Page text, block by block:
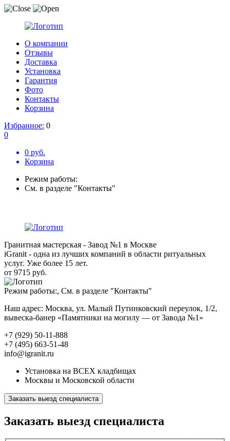
О компании
Отзывы
Доставка
Установка
Гарантия
Фото
Контакты
Корзина
Избранное: 0
0
0 руб.
Корзина
Режим работы:
См. в разделе "Контакты"
Гранитная мастерская - Завод №1 в Москве
iGranit - одна из лучших компаний в области ритуальных
услуг. Уже более 15 лет.
от 9715 руб.
Режим работы:, См. в разделе "Контакты"
Наш адрес: Москва, ул. Малый Путинковский переулок, 1/2,
вывеска-банер «Памятники на могилу — от Завода №1»
+7 (929) 50-11-888
+7 (495) 663-51-48
info@igranit.ru
Установка на ВСЕХ кладбищах
Москвы и Московской области
Заказать выезд специалиста
Заказать выезд специалиста